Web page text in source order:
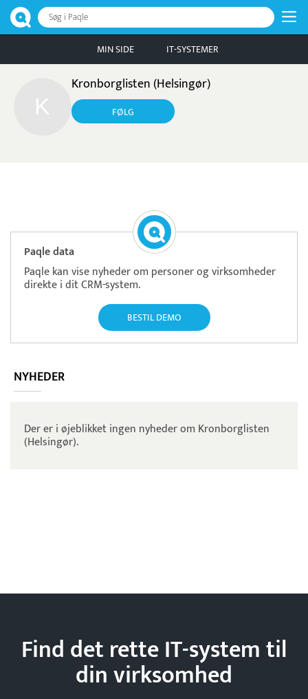
Søg i Paqle
MIN SIDE IT-SYSTEMER
Kronborglisten (Helsingør)
FØLG
Paqle data
Paqle kan vise nyheder om personer og virksomheder
direkte i dit CRM-system.
BESTIL DEMO
NYHEDER
Der er i øjeblikket ingen nyheder om Kronborglisten
(Helsingør).
Find det rette IT-system til
dinvirksomhed